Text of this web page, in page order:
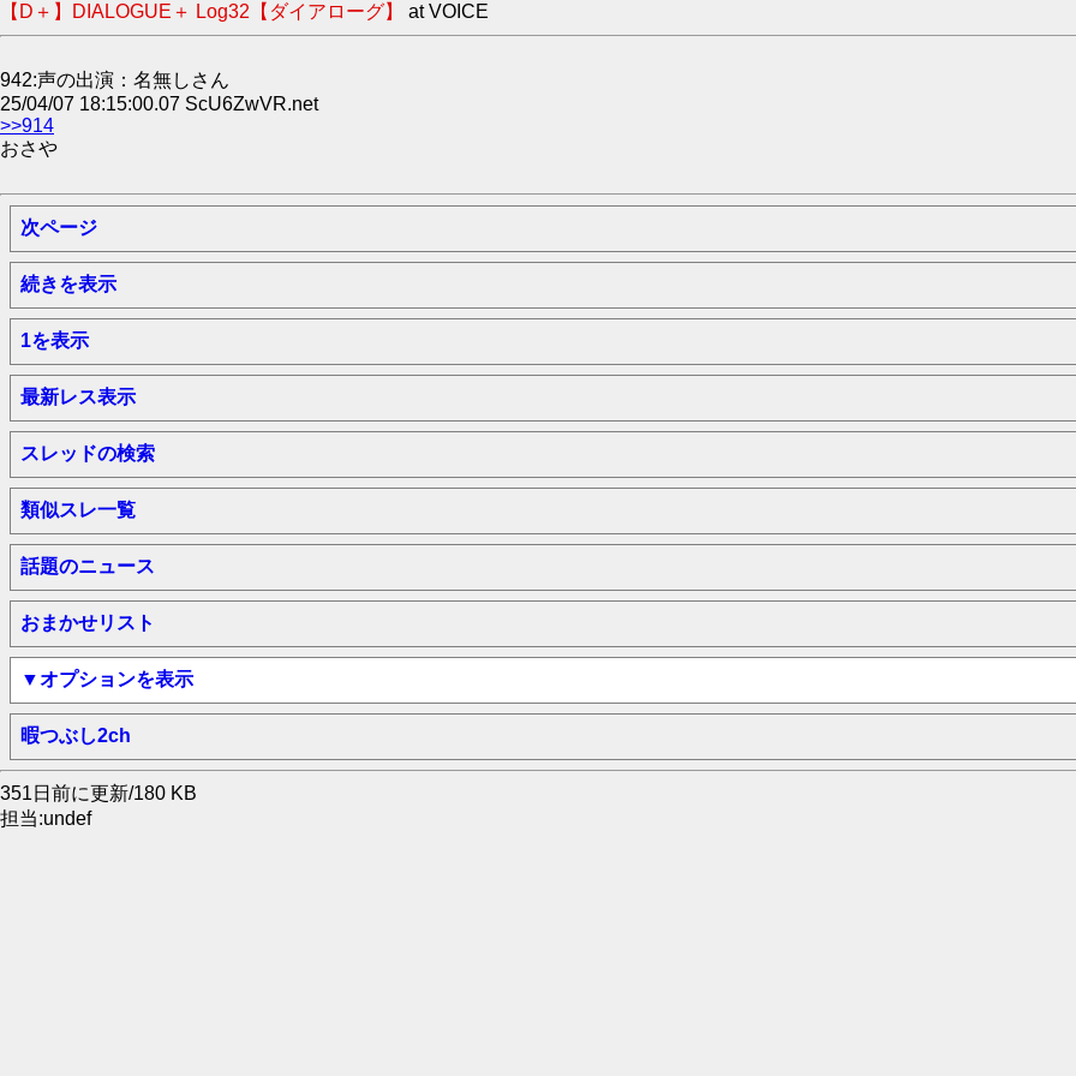
【D＋】DIALOGUE＋ Log32【ダイアローグ】 at VOICE
942:声の出演：名無しさん
25/04/07 18:15:00.07 ScU6ZwVR.net
>>914
おさや
次ページ
続きを表示
1を表示
最新レス表示
スレッドの検索
類似スレ一覧
話題のニュース
おまかせリスト
▼オプションを表示
暇つぶし2ch
351日前に更新/180 KB
担当:undef